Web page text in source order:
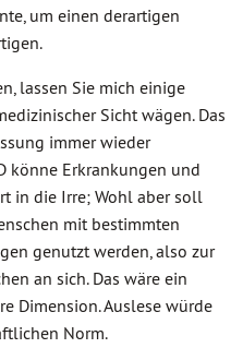
um einen derartigen
lassen Sie mich einige
Sicht wägen. Das
immer wieder
könne Erkrankungen und
in die Irre; Wohl aber soll
mit bestimmten
genutzt werden, also zur
an sich. Das wäre ein
Dimension. Auslese würde
Norm.